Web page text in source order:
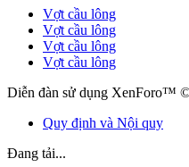
Vợt cầu lông
Vợt cầu lông
Vợt cầu lông
Vợt cầu lông
Diễn đàn sử dụng XenForo™
Quy định và Nội quy
Đang tải...